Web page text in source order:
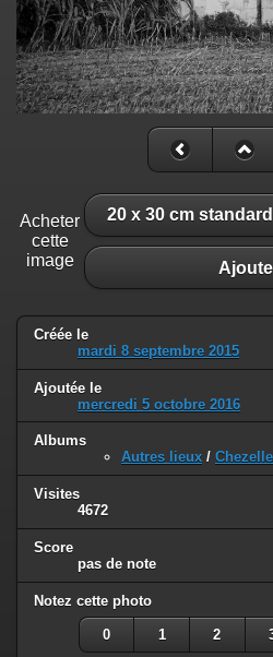
Acheter
cette
image
20 x 30 cm
Créée le
mardi 8 septembre 2015
Ajoutée le
mercredi 5 octobre 2016
Albums
Autres lieux /
Visites
4672
Score
pas de note
Notez cette photo
0 1 2